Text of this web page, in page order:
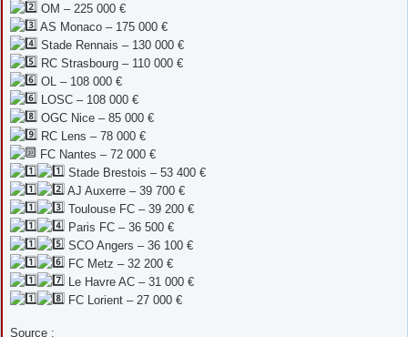
OM – 225 000 €
AS Monaco – 175 000 €
Stade Rennais – 130 000 €
RC Strasbourg – 110 000 €
OL – 108 000 €
LOSC – 108 000 €
OGC Nice – 85 000 €
RC Lens – 78 000 €
FC Nantes – 72 000 €
Stade Brestois – 53 400 €
AJ Auxerre – 39 700 €
Toulouse FC – 39 200 €
Paris FC – 36 500 €
SCO Angers – 36 100 €
FC Metz – 32 200 €
Le Havre AC – 31 000 €
FC Lorient – 27 000 €
Source :